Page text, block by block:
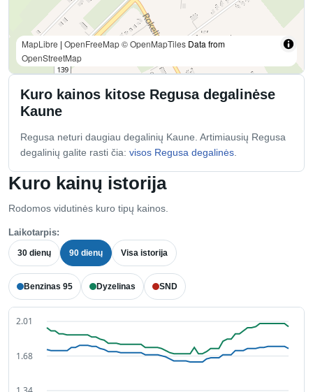
Kuro kainų istorija
Rodomos vidutinės kuro tipų kainos.
Laikotarpis:
30 dienų 90 dienų Visa istorija
Benzinas 95 Dyzelinas SND
MapLibre | OpenFreeMap© OpenMapTiles Data from
OpenStreetMap
Kuro kainos kitose Regusa degalinėse
Kaune
Regusa neturi daugiau degalinių Kaune. Artimiausių Regusa
degalinių galite rasti čia: visos Regusa degalinės